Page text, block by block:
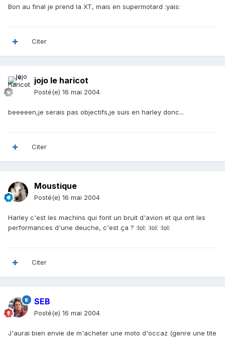
Bon au final je prend la XT, mais en supermotard :yais:
Citer
jojo le haricot
Posté(e) 16 mai 2004
beeeeen,je serais pas objectifs,je suis en harley donc...
Citer
Moustique
Posté(e) 16 mai 2004
Harley c'est les machins qui font un bruit d'avion et qui ont les
performances d'une deuche, c'est ça ? :lol: :lol: :lol:
Citer
SEB
Posté(e) 16 mai 2004
J'aurai bien envie de m'acheter une moto d'occaz (genre une tite